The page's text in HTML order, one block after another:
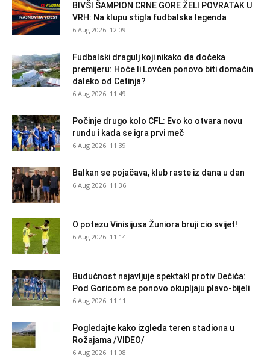
BIVŠI ŠAMPION CRNE GORE ŽELI POVRATAK U
VRH: Na klupu stigla fudbalska legenda
6 Aug 2026. 12:09
Fudbalski dragulj koji nikako da dočeka
premijeru: Hoće li Lovćen ponovo biti domaćin
daleko od Cetinja?
6 Aug 2026. 11:49
Počinje drugo kolo CFL: Evo ko otvara novu
rundu i kada se igra prvi meč
6 Aug 2026. 11:39
Balkan se pojačava, klub raste iz dana u dan
6 Aug 2026. 11:36
O potezu Vinisijusa Žuniora bruji cio svijet!
6 Aug 2026. 11:14
Budućnost najavljuje spektakl protiv Dečića:
Pod Goricom se ponovo okupljaju plavo-bijeli
6 Aug 2026. 11:11
Pogledajte kako izgleda teren stadiona u
Rožajama /VIDEO/
6 Aug 2026. 11:08